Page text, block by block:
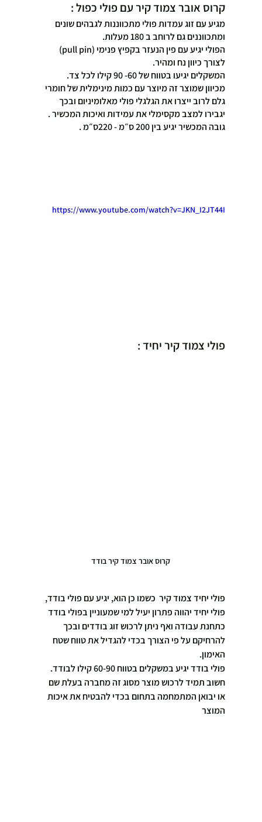
קרוס אובר צמוד קיר עם פולי כפול :
מגיע עם זוג עמדות פולי מתכווננות לגבהים שונים
ומתכווננים גם לרוחב ב 180 מעלות.
הפולי יגיע עם פין הנעזר בקפיץ פנימי (pull pin)
לצורך כיוון נח ומהיר.
המשקלים יגיעו בטווח של 60- 90 קילו לכל צד.
מכיוון שמוצר זה מיוצר עם כמות מינימלית של חומרי
גלם לרוב ייצרו את הגלגלי פולי מאלומיניום ובכך
יגבירו למצב מקסימלי את עמידות ואיכות המכשיר .
גובה המכשיר יגיע בין 200 ס״מ - 220ס״מ .
https://www.youtube.com/watch?v=JKN_I2JT44I
פולי צמוד קיר יחיד :
קרוס אובר צמוד קיר בודד
פולי יחיד צמוד קיר  כשמו כן הוא, יגיע עם פולי בודד,
פולי יחיד יהווה פתרון יעיל למי שמעוניין בפולי בודד
כתחנת עבודה ואף ניתן לרכוש זוג בודדים ובכך
להרחיקם על פי הצורך בכדי להגדיל את טווח שטח
האימון.
פולי בודד יגיע במשקלים בטווח 60-90 קילו לבודד.
חשוב תמיד לרכוש מוצר מסוג זה מחברה בעלת שם
או יבואן המתמחמה בתחום בכדי להבטיח את איכות
המוצר